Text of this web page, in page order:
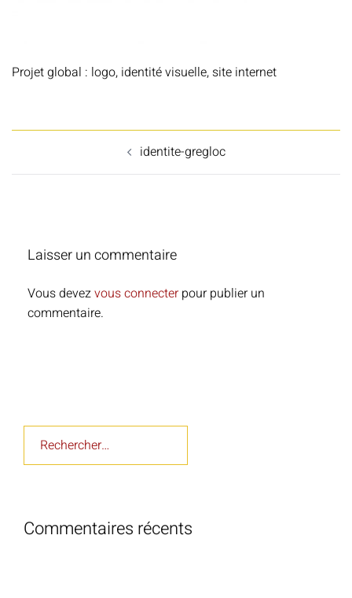
Projet global : logo, identité visuelle, site internet
identite-gregloc
Laisser un commentaire
Vous devezvous connecter pour publier un
commentaire.
Commentaires récents